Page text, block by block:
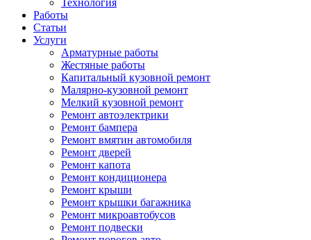
Технология
Работы
Статьи
Услуги
Арматурные работы
Жестяные работы
Капитальный кузовной ремонт
Малярно-кузовной ремонт
Мелкий кузовной ремонт
Ремонт автоэлектрики
Ремонт бампера
Ремонт вмятин автомобиля
Ремонт дверей
Ремонт капота
Ремонт кондиционера
Ремонт крыши
Ремонт крышки багажника
Ремонт микроавтобусов
Ремонт подвески